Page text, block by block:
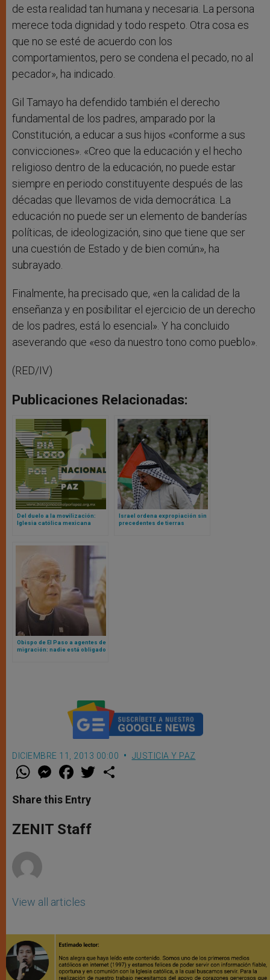
de esta realidad tan humana y necesaria. La persona
merece toda dignidad y todo respeto. Otra cosa es
que no se esté de acuerdo con los
comportamientos, pero se condena el pecado, no al
pecador», ha indicado.
Gil Tamayo ha defendido también el derecho
fundamental de los padres, amparado por la
Constitución, a educar a sus hijos «conforme a sus
convicciones». «Creo que la educación y el hecho
religioso dentro de la educación, no puede estar
siempre en periodo constituyente después de las
décadas que llevamos de vida democrática. La
educación no puede ser un elemento de banderías
políticas, de ideologización, sino que tiene que ser
una cuestión de Estado y de bien común», ha
subrayado.
Finalmente, ha precisado que, «en la calidad de la
enseñanza y en posibilitar el ejercicio de un derecho
de los padres, está lo esencial». Y ha concluido
aseverando que «eso da nuestro tono como pueblo».
(RED/IV)
Publicaciones Relacionadas:
Del duelo a la movilización:
Iglesia católica mexicana
Israel ordena expropiación sin
precedentes de tierras
Obispo de El Paso a agentes de
migración: nadie está obligado
DICIEMBRE 11, 2013 00:00 JUSTICIA Y PAZ
W
t
s
p
p
M
e
s
e
g
e
F
a
e
b
o
k
w
Share this Entry
ZENIT Staff
View all articles